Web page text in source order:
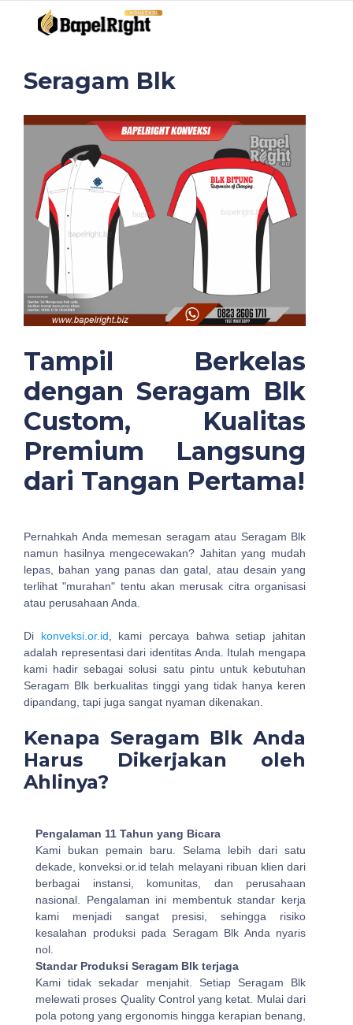
Seragam Blk
Tampil Berkelas
dengan Seragam Blk
Custom, Kualitas
Premium Langsung
dari Tangan Pertama!
Pernahkah Anda memesan seragam atau Seragam Blk
namun hasilnya mengecewakan? Jahitan yang mudah
lepas, bahan yang panas dan gatal, atau desain yang
terlihat "murahan" tentu akan merusak citra organisasi
atau perusahaan Anda.
Di konveksi.or.id, kami percaya bahwa setiap jahitan
adalah representasi dari identitas Anda. Itulah mengapa
kami hadir sebagai solusi satu pintu untuk kebutuhan
Seragam Blk berkualitas tinggi yang tidak hanya keren
dipandang, tapi juga sangat nyaman dikenakan.
Kenapa Seragam Blk Anda
Harus Dikerjakan oleh
Ahlinya?
Pengalaman 11 Tahun yang Bicara
Kami bukan pemain baru. Selama lebih dari satu
dekade, konveksi.or.id telah melayani ribuan klien dari
berbagai instansi, komunitas, dan perusahaan
nasional. Pengalaman ini membentuk standar kerja
kami menjadi sangat presisi, sehingga risiko
kesalahan produksi pada Seragam Blk Anda nyaris
nol.
Standar Produksi Seragam Blk terjaga
Kami tidak sekadar menjahit. Setiap Seragam Blk
melewati proses Quality Control yang ketat. Mulai dari
pola potong yang ergonomis hingga kerapian benang,